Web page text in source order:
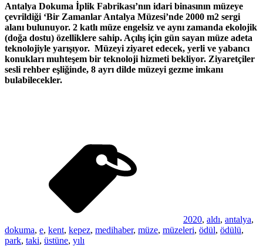
Antalya Dokuma İplik Fabrikası’nın idari binasının müzeye
çevrildiği ‘Bir Zamanlar Antalya Müzesi’nde 2000 m2 sergi
alanı bulunuyor. 2 katlı müze engelsiz ve aynı zamanda ekolojik
(doğa dostu) özelliklere sahip. Açılış için gün sayan müze adeta
teknolojiyle yarışıyor. Müzeyi ziyaret edecek, yerli ve yabancı
konukları muhteşem bir teknoloji hizmeti bekliyor. Ziyaretçiler
sesli rehber eşliğinde, 8 ayrı dilde müzeyi gezme imkanı
bulabilecekler.
2020, aldı, antalya,
dokuma, e, kent, kepez, medihaber, müze, müzeleri, ödül, ödülü,
park, taki, üstüne, yılı